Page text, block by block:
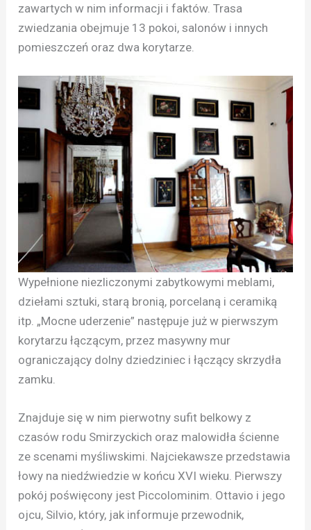
zawartych w nim informacji i faktów. Trasa
zwiedzania obejmuje 13 pokoi, salonów i innych
pomieszczeń oraz dwa korytarze.
Wypełnione niezliczonymi zabytkowymi meblami,
dziełami sztuki, starą bronią, porcelaną i ceramiką
itp. „Mocne uderzenie” następuje już w pierwszym
korytarzu łączącym, przez masywny mur
ograniczający dolny dziedziniec i łączący skrzydła
zamku.
Znajduje się w nim pierwotny sufit belkowy z
czasów rodu Smirzyckich oraz malowidła ścienne
ze scenami myśliwskimi. Najciekawsze przedstawia
łowy na niedźwiedzie w końcu XVI wieku. Pierwszy
pokój poświęcony jest Piccolominim. Ottavio i jego
ojcu, Silvio, który, jak informuje przewodnik,